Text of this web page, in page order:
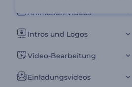
Animation Videos
Intros und Logos
Video-Bearbeitung
Einladungsvideos